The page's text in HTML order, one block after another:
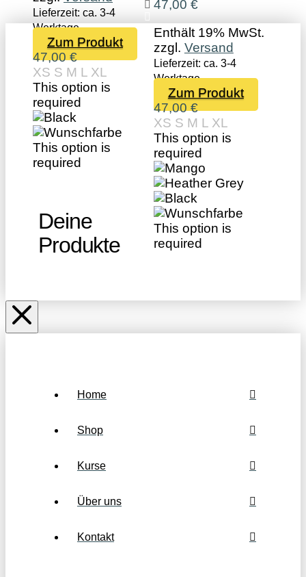
Lieferzeit: ca. 3-4
Werktage
Zum Produkt
Dieses
Produkt
weist
mehrere
Varianten
auf.
Die
Optionen
können
auf
der
Produktseite
gewählt
werden
47,00€
XS S M L XL
This option is
required
This option is
required
47,00 €
Enthält 19% MwSt.
zzgl. Versand
Lieferzeit: ca. 3-4
Werktage
Zum Produkt
Produkt
47,00€
XS S M L XL
This option is
required
This option is
required
Deine
Produkte
Home
Shop
Kurse
Über uns
Kontakt